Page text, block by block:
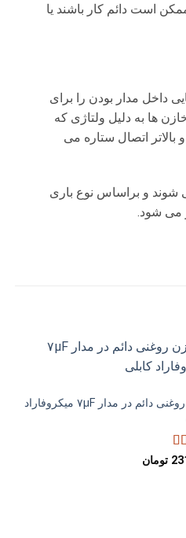
است دائم کار باشند یا
داخل مدار بودن را برای
ها به دلیل ولتاژی که
اتصال ستاره می
شوند و براساس نوع باری
می شود.
علاقه
مندی
خازن روغنی دائم در مدار ۷µF میکروفاراد
5از 5تومان